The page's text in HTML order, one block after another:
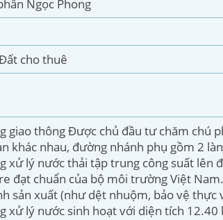
Ngọc Phong
cho thuê
giao thông Được chủ đầu tư chăm chú
khác nhau, đường nhánh phụ gồm 2
xử lý nước thải tập trung công suất lên
đạt chuẩn của bộ môi trường Việt
sản xuất (như dệt nhuộm, bảo vệ thực
xử lý nước sinh hoạt với diện tích 12.40